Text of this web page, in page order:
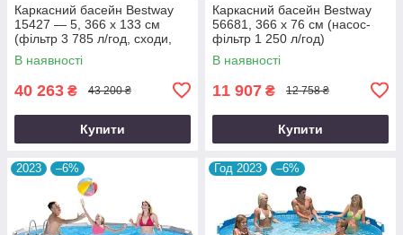
Каркасний басейн Bestway
15427 — 5, 366 х 133 см
(фільтр 3 785 л/год, сходи,
тент, підстилка)
В наявності
40 263 ₴ 43 200 ₴
Купити
Каркасний басейн Bestway
56681, 366 х 76 см (насос-
фільтр 1 250 л/год)
В наявності
11 907 ₴ 12 758 ₴
Купити
2023 –6% Год 2023 –6%